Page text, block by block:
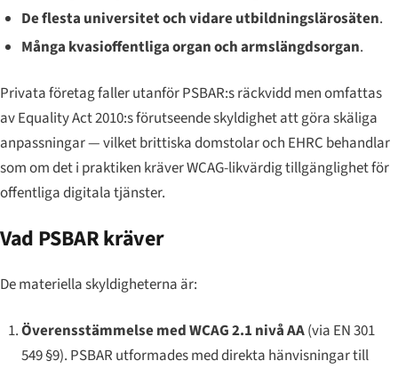
De flesta universitet och vidare utbildningslärosäten.
Många kvasioffentliga organ och armslängdsorgan.
Privata företag faller utanför PSBAR:s räckvidd men omfattas
avEquality Act 2010:s förutseende skyldighet att göra skäliga
anpassningar — vilket brittiska domstolar och EHRC behandlar
som om det i praktiken kräver WCAG-likvärdig tillgänglighet för
offentliga digitala tjänster.
Vad PSBAR kräver
De materiella skyldigheterna är:
Överensstämmelse med WCAG 2.1 nivå AA(via EN 301
549 §9). PSBAR utformades med direkta hänvisningar till